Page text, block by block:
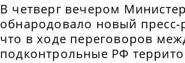
В четверг вечером
обнародовало новый
что в ходе переговоров
подконтрольные РФ